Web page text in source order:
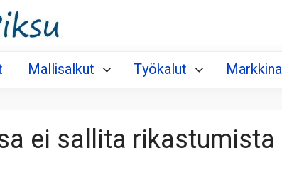
Mallisalkut Työkalut
ei sallita